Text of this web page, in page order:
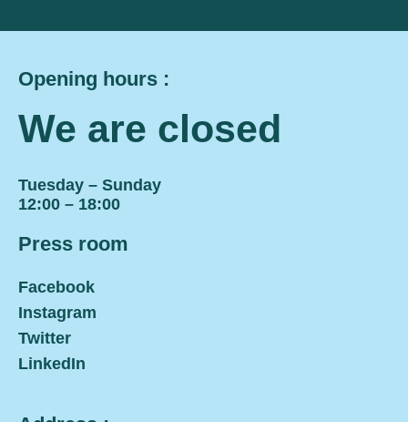
Opening hours :
We are closed
Tuesday – Sunday
12:00 – 18:00
Press room
Facebook
Instagram
Twitter
LinkedIn